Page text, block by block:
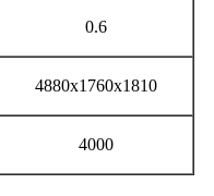
0.6
4880x1760x1810
4000